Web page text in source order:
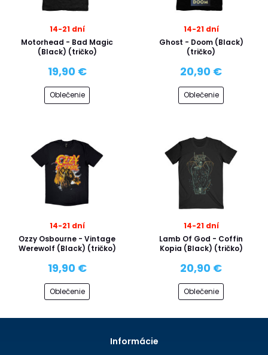
14-21 dní
Motorhead - Bad Magic
(Black) (tričko)
19,90 €
Oblečenie
14-21 dní
Ghost - Doom (Black)
(tričko)
20,90 €
Oblečenie
14-21 dní
Ozzy Osbourne - Vintage
Werewolf (Black) (tričko)
19,90 €
Oblečenie
14-21 dní
Lamb Of God - Coffin
Kopia (Black) (tričko)
20,90 €
Oblečenie
Informácie